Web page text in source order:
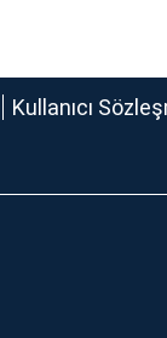
Kullanıcı